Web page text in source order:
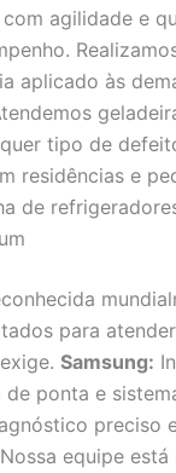
agilidade e
aplicado às
tipo de
residências e
de
para
Samsung:
ponta e
preciso
equipe